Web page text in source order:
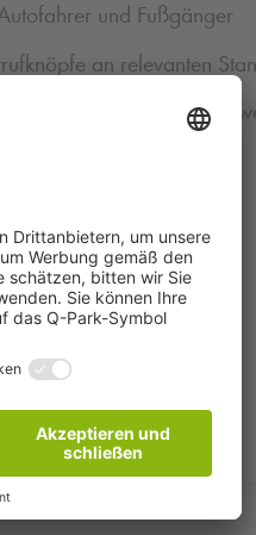
und Fußgänger
an relevanten
Servicekräften, in der
.de